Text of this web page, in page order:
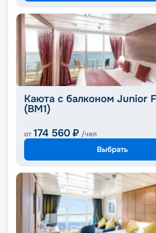
Каюта с балконом Junior
(BM1)
от 174 560 ₽ /чел
Выбрать